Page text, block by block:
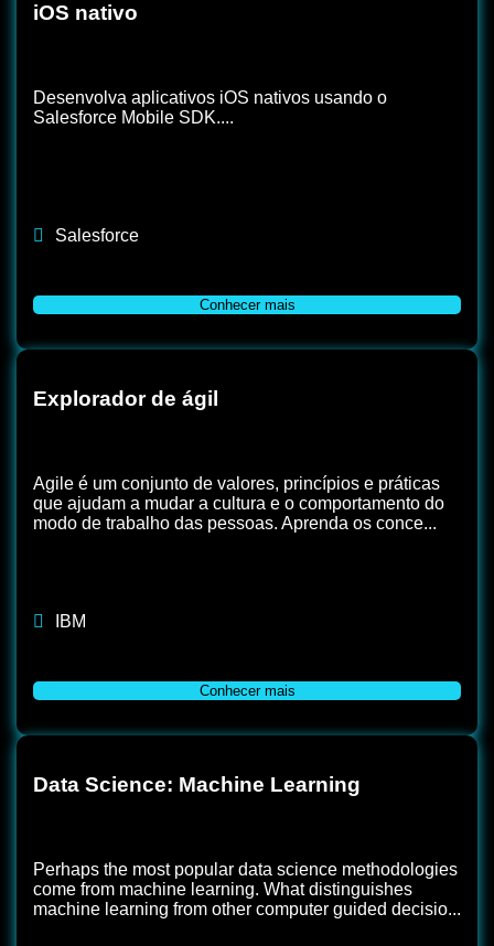
iOS nativo
Desenvolva aplicativos iOS nativos usando o
Salesforce Mobile SDK....
Salesforce
Conhecer mais
Explorador de ágil
Agile é um conjunto de valores, princípios e práticas
que ajudam a mudar a cultura e o comportamento do
modo de trabalho das pessoas. Aprenda os conce...
IBM
Conhecer mais
Data Science: Machine Learning
Perhaps the most popular data science methodologies
come from machine learning. What distinguishes
machine learning from other computer guided decisio...